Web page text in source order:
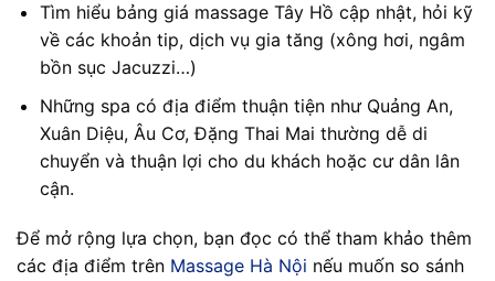
Tìm hiểu bảng giá massage Tây Hồ cập nhật, hỏi kỹ
về các khoản tip, dịch vụ gia tăng (xông hơi, ngâm
bồn sục Jacuzzi…)
Những spa có địa điểm thuận tiện như Quảng An,
Xuân Diệu, Âu Cơ, Đặng Thai Mai thường dễ di
chuyển và thuận lợi cho du khách hoặc cư dân lân
cận.
Để mở rộng lựa chọn, bạn đọc có thể tham khảo thêm
các địa điểm trên Massage Hà Nội nếu muốn so sánh